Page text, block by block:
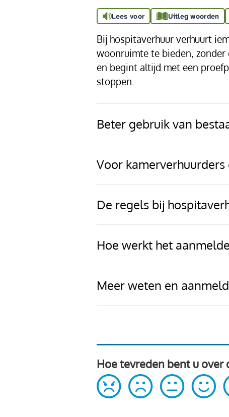
Lees voor Uitleg woorden
Bij hospitaverhuur verhuurt
woonruimte te bieden,
en begint altijd met een
stoppen.
Beter gebruik van
Voor
De regels bij
Hoe werkt het
Meer weten en
Hoe tevreden bent u over